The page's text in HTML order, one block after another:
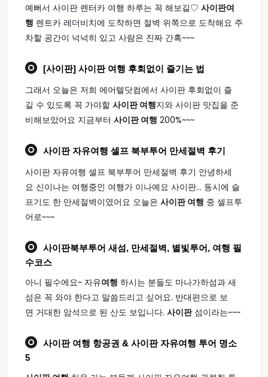
예뻐서 사이판 렌터카 여행 하루는 꼭 해보길♡ 사이판여
행 렌트카 레더비치에 도착하면 절벽 위쪽으로 도착해요 주
차할 공간이 넉넉히 있고 사람은 진짜 간혹~~~
[사이판] 사이판 여행 후회없이 즐기는 법
그래서 오늘은 저희 에어텔닷컴에서 사이판 후회없이 즐
길 수 있도록 꼭 가야할 사이판 여행지와 사이판 맛집을 준
비해보았어요 지금부터 사이판 여행 200%~~~
사이판자유여행 셀프 북부투어 만세절벽 후기
사이판 자유여행 셀프 북부투어 만세절벽 후기 안녕하세
요 신이나는 여행중인 여행가 이나예요 사이판... 동시에 슬
프기도 한 만세절벽이였어요 오늘은 사이판 여행 중 셀프투
어로~~~
사이판북부투어 새섬, 만세절벽, 별빛투어, 여행 필
수코스
아니 필수에요~ 자유여행 하시는 분들도 마나가하섬과 새
섬은 꼭 와야 한다고 말씀드리고 싶어요. 반대편으로 보
면 거대한 암석으로 된 산도 보입니다. 사이판섬이라는~~~
사이판 여행 항공권 & 사이판 자유여행 투어 명소
5